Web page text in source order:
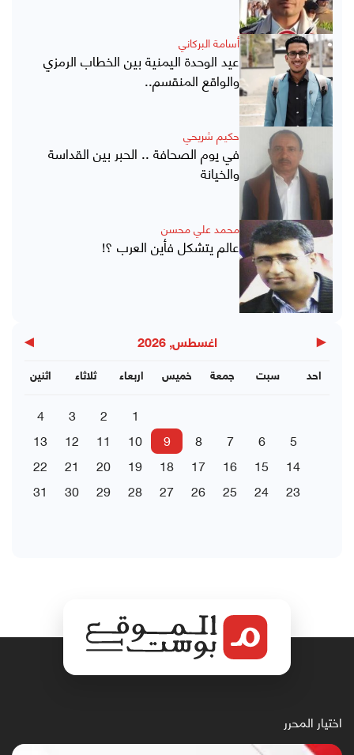
أسامة البركاني
عيد الوحدة اليمنية بين الخطاب الرمزي
والواقع المنقسم..
حكيم شريحي
في يوم الصحافة .. الحبر بين القداسة
والخيانة
محمد علي محسن
عالم يتشكل فأين العرب ؟!
◀ اغسطس, 2026 ▶
اثنين ثلاثاء اربعاء خميس جمعة سبت احد
1
2
3
4
5
6
7
8
9
10
11
12
13
14
15
16
17
18
19
20
21
22
23
24
25
26
27
28
29
30
31
اختيار المحرر